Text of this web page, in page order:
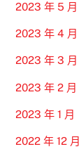
2023 年 5 月
2023 年 4 月
2023 年 3 月
2023 年 2 月
2023 年 1 月
2022 年 12 月